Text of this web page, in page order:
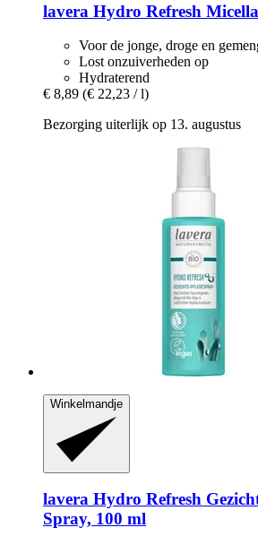
lavera Hydro Refresh
Voor de jonge, droge en
Lost onzuiverheden op
Hydraterend
€ 8,89 (€ 22,23 / l)
Bezorging uiterlijk op 13. augustus
Winkelmandje
lavera Hydro Refresh
Spray, 100 ml